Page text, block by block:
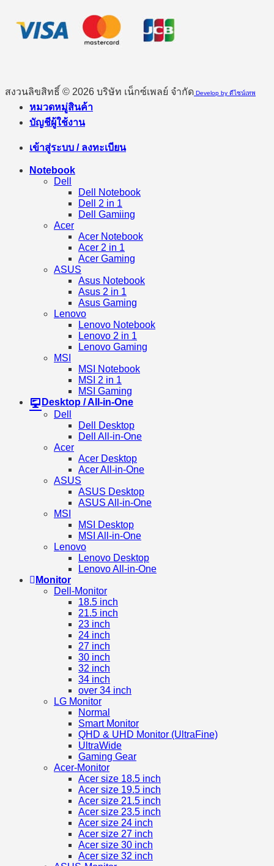
สงวนลิขสิทธิ์ © 2026 บริษัท เน็กซ์เพลย์ จำกัด Develop by ดีไซน์เทพ
หมวดหมู่สินค้า
บัญชีผู้ใช้งาน
เข้าสู่ระบบ / ลงทะเบียน
Notebook
Dell
Dell Notebook
Dell 2 in 1
Dell Gamiing
Acer
Acer Notebook
Acer 2 in 1
Acer Gaming
ASUS
Asus Notebook
Asus 2 in 1
Asus Gaming
Lenovo
Lenovo Notebook
Lenovo 2 in 1
Lenovo Gaming
MSI
MSI Notebook
MSI 2 in 1
MSI Gaming
Desktop / All-in-One
Dell
Dell Desktop
Dell All-in-One
Acer
Acer Desktop
Acer All-in-One
ASUS
ASUS Desktop
ASUS All-in-One
MSI
MSI Desktop
MSI All-in-One
Lenovo
Lenovo Desktop
Lenovo All-in-One
Monitor
Dell-Monitor
18.5 inch
21.5 inch
23 inch
24 inch
27 inch
30 inch
32 inch
34 inch
over 34 inch
LG Monitor
Normal
Smart Monitor
QHD & UHD Monitor (UltraFine)
UltraWide
Gaming Gear
Acer-Monitor
Acer size 18.5 inch
Acer size 19.5 inch
Acer size 21.5 inch
Acer size 23.5 inch
Acer size 24 inch
Acer size 27 inch
Acer size 30 inch
Acer size 32 inch